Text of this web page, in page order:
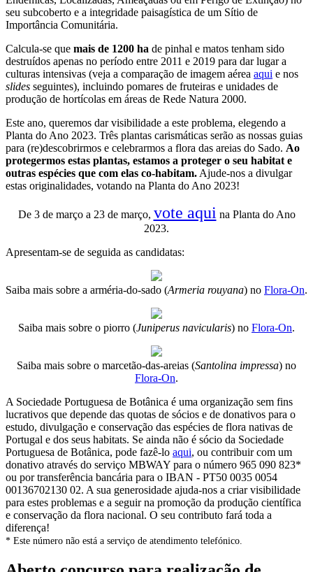
seu subcoberto e a integridade paisagística de um Sítio de
Importância Comunitária.
Calcula-se que mais de 1200 ha de pinhal e matos tenham sido
destruídos apenas no período entre 2011 e 2019 para dar lugar a
culturas intensivas (veja a comparação de imagem aérea aqui e nos
slides seguintes), incluindo pomares de fruteiras e unidades de
produção de hortícolas em áreas de Rede Natura 2000.
Este ano, queremos dar visibilidade a este problema, elegendo a
Planta do Ano 2023. Três plantas carismáticas serão as nossas guias
para (re)descobrirmos e celebrarmos a flora das areias do Sado. Ao
protegermos estas plantas, estamos a proteger o seu habitat e
outras espécies que com elas co-habitam.Ajude-nos a divulgar
estas originalidades, votando na Planta do Ano 2023!
De 3 de março a 23 de março, vote aquina Planta do Ano
2023.
Apresentam-se de seguida as candidatas:
Saiba mais sobre a arméria-do-sado (Armeria rouyana) no Flora-On.
Saiba mais sobre o piorro (Juniperus navicularis) no Flora-On.
Saiba mais sobre o marcetão-das-areias (Santolina impressa) no
Flora-On.
A Sociedade Portuguesa de Botânica é uma organização sem fins
lucrativos que depende das quotas de sócios e de donativos para o
estudo, divulgação e conservação das espécies de flora nativas de
Portugal e dos seus habitats. Se ainda não é sócio da Sociedade
Portuguesa de Botânica, pode fazê-lo aqui, ou contribuir com um
donativo através do serviço MBWAY para o número 965 090 823*
ou por transferência bancária para o IBAN - PT50 0035 0054
00136702130 02. A sua generosidade ajuda-nos a criar visibilidade
para estes problemas e a seguir na promoção da produção científica
e conservação da flora nacional. O seu contributo fará toda a
diferença!
* Este número não está a serviço de atendimento telefónico.